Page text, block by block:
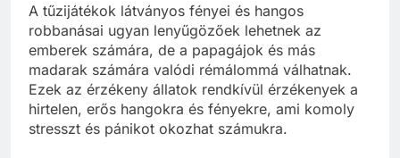
A tűzijátékok látványos fényei és hangos
robbanásai ugyan lenyűgözőek lehetnek az
emberek számára, de a papagájok és más
madarak számára valódi rémálommá válhatnak.
Ezek az érzékeny állatok rendkívül érzékenyek a
hirtelen, erős hangokra és fényekre, ami komoly
stresszt és pánikot okozhat számukra.